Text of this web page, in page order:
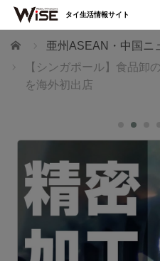
ホーム
亜州ASEAN・中国ニ
【シンガポール】食品卸
を海外初出店
タイ生活情報サイト